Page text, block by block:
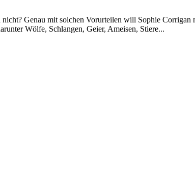
Genau mit solchen Vorurteilen will Sophie
Wölfe, Schlangen, Geier, Ameisen, Stiere...